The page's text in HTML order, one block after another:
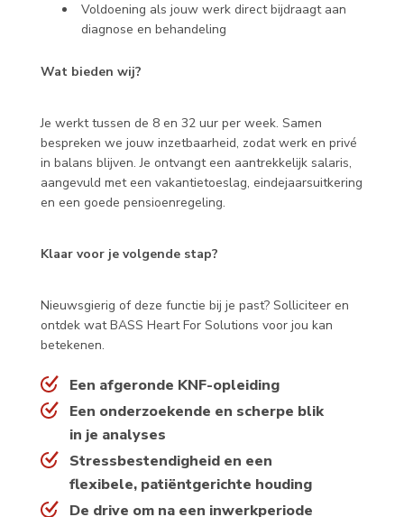
Voldoening als jouw werk direct bijdraagt aan
diagnose en behandeling
Wat bieden wij?
Je werkt tussen de 8 en 32 uur per week. Samen
bespreken we jouw inzetbaarheid, zodat werk en privé
in balans blijven. Je ontvangt een aantrekkelijk salaris,
aangevuld met een vakantietoeslag, eindejaarsuitkering
en een goede pensioenregeling.
Klaar voor je volgende stap?
Nieuwsgierig of deze functie bij je past? Solliciteer en
ontdek wat BASS Heart For Solutions voor jou kan
betekenen.
Een afgeronde KNF-opleiding
Een onderzoekende en scherpe blik
in je analyses
Stressbestendigheid en een
flexibele, patiëntgerichte houding
De drive om na een inwerkperiode